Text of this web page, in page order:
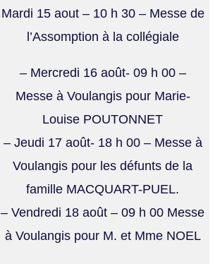
Mardi 15 aout – 10 h 30 – Messe de
l’Assomption à la collégiale
– Mercredi 16 août- 09 h 00 –
Messe à Voulangis pour Marie-
Louise POUTONNET
– Jeudi 17 août- 18 h 00 – Messe à
Voulangis pour les défunts de la
famille MACQUART-PUEL.
– Vendredi 18 août – 09 h 00 Messe
à Voulangis pour M. et Mme NOEL